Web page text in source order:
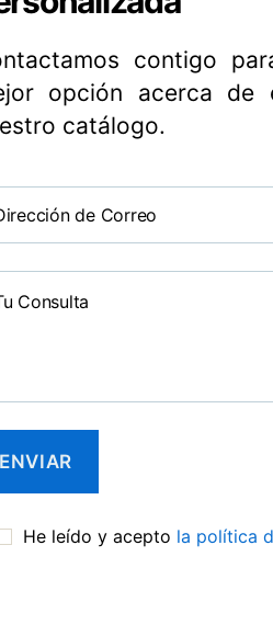
contigo
opción acerca
catálogo.
He leído y acepto la política